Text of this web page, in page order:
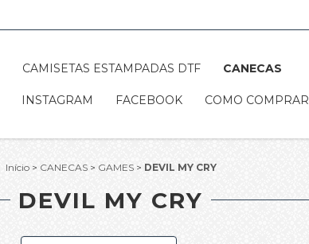
CAMISETAS ESTAMPADAS DTF CANECAS
INSTAGRAM FACEBOOK COMO COMPRAR
Início > CANECAS > GAMES > DEVIL MY CRY
DEVIL MY CRY